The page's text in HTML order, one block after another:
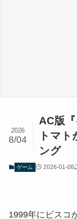
AC版
トマ
ング
2026
8/04
ゲーム 2026-01-08
1999年にビスコ